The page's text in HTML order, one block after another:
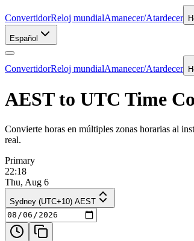
ConvertidorReloj mundialAmanecer/Atardecer
Español
ConvertidorReloj mundialAmanecer/Atardecer
AEST to UTC Time
Convierte horas en múltiples zonas horarias al
real.
Primary
22:18
Thu, Aug 6
Sydney (UTC+10) AEST